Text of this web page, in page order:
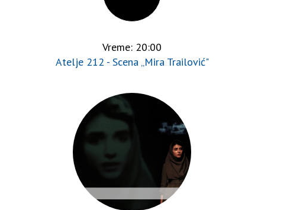
Vreme: 20:00
Atelje 212 - Scena „Mira Trailović"